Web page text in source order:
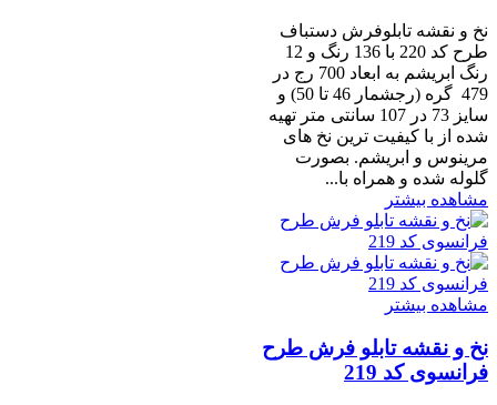
نخ و نقشه تابلوفرش دستباف
طرح کد 220 با 136 رنگ و 12
رنگ ابریشم به ابعاد 700 رج در
479 گره (رجشمار 46 تا 50) و
سایز 73 در 107 سانتی متر تهیه
شده از با کیفیت ترین نخ های
مرینوس و ابریشم. بصورت
گلوله شده و همراه با...
مشاهده بیشتر
مشاهده بیشتر
نخ و نقشه تابلو فرش طرح
فرانسوی کد 219